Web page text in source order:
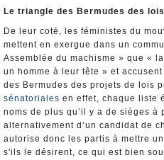
Le triangle des Bermudes des
De leur coté, les féministes du
mettent en exergue dans un
Assemblée du machisme » que «
un homme à leur tête » et
des Bermudes des projets de lois
sénatoriales en effet, chaque liste
noms de plus qu’il y a de sièges à
alternativement d’un candidat de
autorise donc les partis à mettre
s'ils le désirent, ce qui est bien